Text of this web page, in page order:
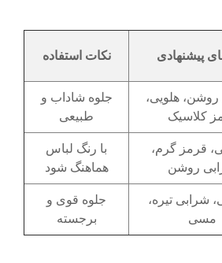
پیشنهادی نکات استفاده
هلویی،
کلاسیک
جلوه شاداب و
طبیعی
قرمز گرم،
روشن
با رنگ لباس
هماهنگ شود
شرابی تیره،
مسی
جلوه قوی و
برجسته